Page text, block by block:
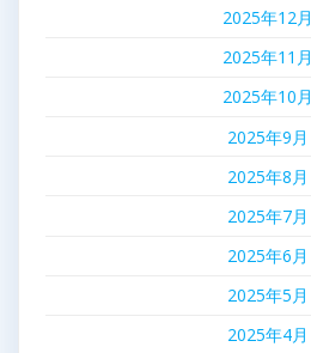
2025年12月
2025年11月
2025年10月
2025年9月
2025年8月
2025年7月
2025年6月
2025年5月
2025年4月